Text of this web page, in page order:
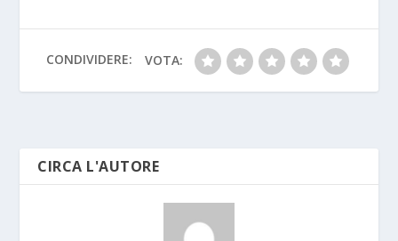
o
k
p
p
e n
k
g
CONDIVIDERE: VOTA:
CIRCA L'AUTORE